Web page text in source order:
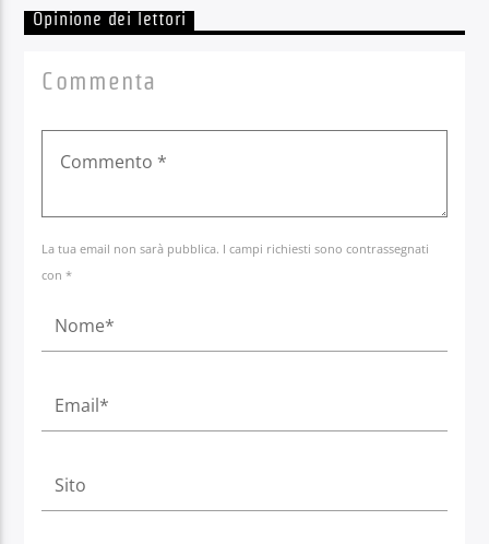
Opinione dei lettori
Commenta
La tua email non sarà pubblica. I campi richiesti sono contrassegnati
con *